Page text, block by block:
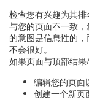
检查您有兴趣为其
与您的页面不一致
的意图是信息性的
不会很好。
如果页面与顶部结
编辑您的页面
创建一个新页